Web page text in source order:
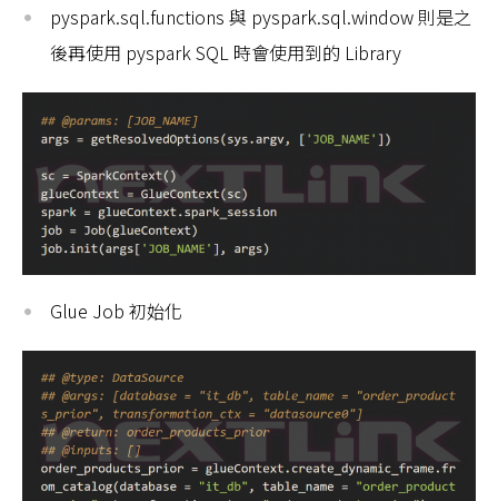
pyspark.sql.functions 與 pyspark.sql.window 則是之
後再使用 pyspark SQL 時會使用到的 Library
Glue Job 初始化